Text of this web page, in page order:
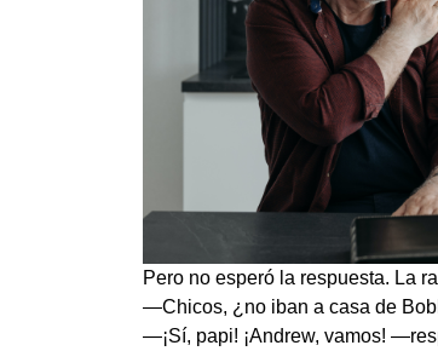
Pero no esperó la respuesta. La
—Chicos, ¿no iban a casa de
—¡Sí, papi! ¡Andrew, vamos!